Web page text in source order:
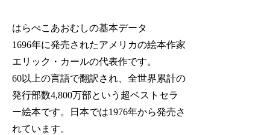
はらぺこあおむしの基本データ
1696年に発売されたアメリカの絵本作家
エリック・カールの代表作です。
60以上の言語で翻訳され、全世界累計の
発行部数4,800万部という超ベストセラ
ー絵本です。日本では1976年から発売さ
れています。